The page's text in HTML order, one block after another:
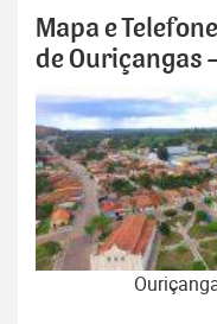
Mapa e
de Ouriçangas